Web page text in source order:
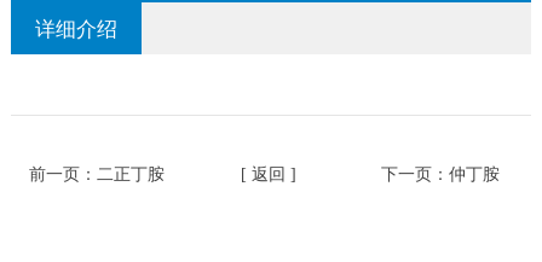
详细介绍
前一页： 二正丁胺 [ 返回 ] 下一页： 仲丁胺